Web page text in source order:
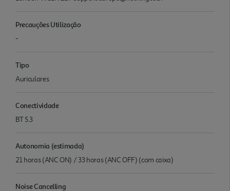
Precauções Utilização
-
Tipo
Auriculares
Conectividade
BT 5.3
Autonomia (estimada)
21 horas (ANC ON) / 33 horas (ANC OFF) (com caixa)
Noise Cancelling